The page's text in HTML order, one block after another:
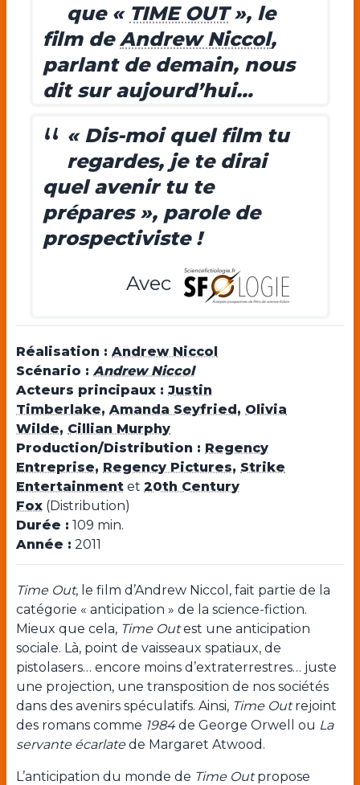
que « TIME OUT», le
film deAndrew Niccol,
parlant de demain, nous
dit sur aujourd’hui…
« Dis-moi quel film tu
regardes, je te dirai
quel avenir tu te
prépares », parole de
prospectiviste !
Avec
Réalisation : Andrew Niccol
Scénario : Andrew Niccol
Acteurs principaux : Justin
Timberlake, Amanda Seyfried, Olivia
Wilde, Cillian Murphy
Production/Distribution : Regency
Entreprise, Regency Pictures, Strike
Entertainment et 20th Century
Fox (Distribution)
Durée : 109 min.
Année : 2011
Time Out, le film d’Andrew Niccol, fait partie de la
catégorie « anticipation » de la science-fiction.
Mieux que cela, Time Outest une anticipation
sociale. Là, point de vaisseaux spatiaux, de
pistolasers… encore moins d’extraterrestres… juste
une projection, une transposition de nos sociétés
dans des avenirs spéculatifs. Ainsi, Time Outrejoint
des romans comme 1984de George Orwell ou La
servante écarlatede Margaret Atwood.
L’anticipation du monde de Time Outpropose